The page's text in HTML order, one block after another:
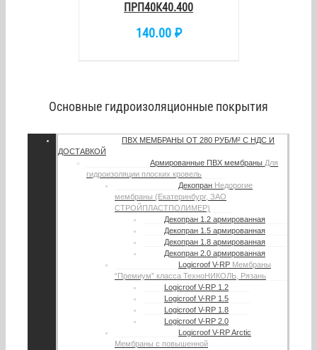
ПРП40К40.400
140.00 ₽
Основные гидроизоляционные покрытия
ПВХ МЕМБРАНЫ ОТ 280 РУБ/М² С НДС И
ДОСТАВКОЙ
Армированные ПВХ мембраны Для
гидроизоляции плоских кровель
Декопран Недорогие
мембраны (Екатеринбург, ЗАО
СТРОЙПЛАСТПОЛИМЕР)
Декопран 1.2 армированная
Декопран 1.5 армированная
Декопран 1.8 армированная
Декопран 2.0 армированная
Logicroof V-RP Мембраны
“Премиум” класса ТехноНИКОЛЬ, Рязань
Logicroof V-RP 1.2
Logicroof V-RP 1.5
Logicroof V-RP 1.8
Logicroof V-RP 2.0
Logicroof V-RP Arctic
Мембраны с повышенной